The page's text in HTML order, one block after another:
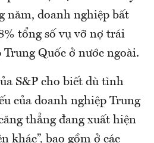
năm, doanh nghiệp bất
tổng số vụ vỡ nợ trái
Quốc ở nước ngoài.
S&P cho biết dù tình
của doanh nghiệp Trung
thẳng đang xuất hiện
khác”, bao gồm ở các